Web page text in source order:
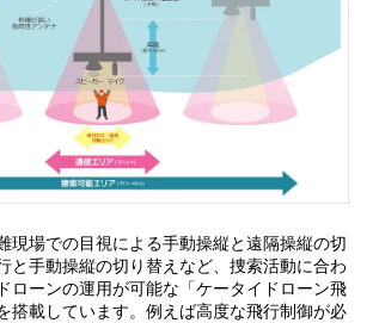
現場での目視による手動操縦と遠隔操縦の切
と手動操縦の切り替えなど、捜索活動に合わ
ローンの運用が可能な「ケータイドローン飛
搭載しています。例えば高度な飛行制御が必